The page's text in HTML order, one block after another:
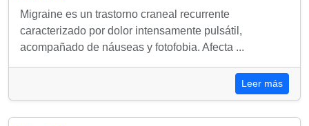
Migraine es un trastorno craneal recurrente
caracterizado por dolor intensamente pulsátil,
acompañado de náuseas y fotofobia. Afecta ...
Leer más